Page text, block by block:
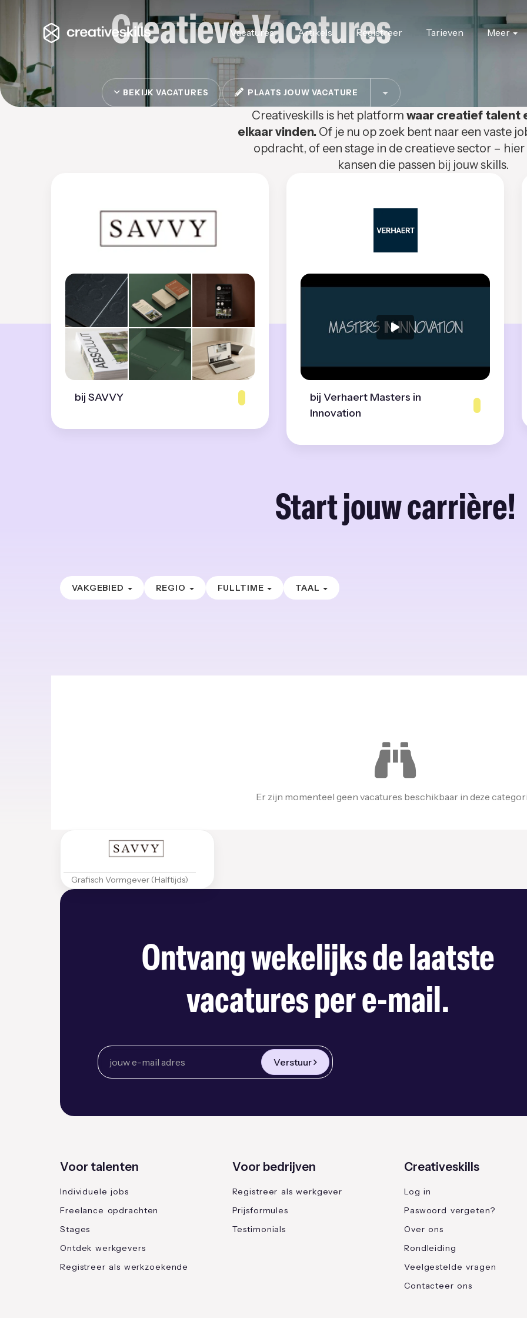
Vacatures Artikels Registreer Tarieven Meer
Creatieve Vacatures
BEKIJK VACATURES PLAATS JOUW VACATURE
Creativeskills is het platform waar creatief talent
elkaar vinden. Of je nu op zoek bent naar een vaste
opdracht, of een stage in de creatieve sector –
kansen die passen bij jouw skills.
bij SAVVY
bij Verhaert Masters in
Innovation
Start jouw carrière!
VAKGEBIED REGIO FULLTIME TAAL
Er zijn momenteel geen vacatures beschikbaar in deze
Grafisch Vormgever (Halftijds)
Ontvang wekelijks de laatste
vacatures per e-mail.
Verstuur
Voor talenten
Individuele jobs
Freelance opdrachten
Stages
Ontdek werkgevers
Registreer als werkzoekende
Voor bedrijven
Registreer als werkgever
Prijsformules
Testimonials
Creativeskills
Log in
Paswoord vergeten?
Over ons
Rondleiding
Veelgestelde vragen
Contacteer ons